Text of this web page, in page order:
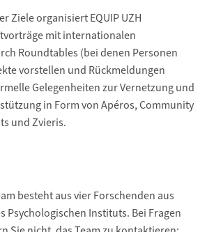
Ziele organisiert EQUIP UZH
mit internationalen
Roundtables (bei denen Personen
vorstellen und Rückmeldungen
Gelegenheiten zur Vernetzung und
in Form von Apéros, Community
und Zvieris.
besteht aus vier Forschenden aus
Psychologischen Instituts. Bei Fragen